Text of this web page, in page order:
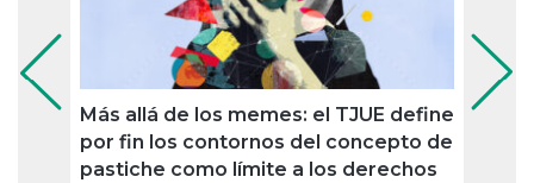
Más allá de los memes: el TJUE define
por fin los contornos del concepto de
pastiche como límite a los derechos